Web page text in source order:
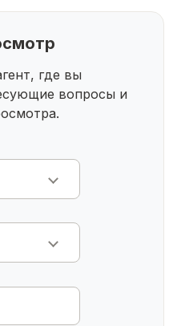
и
где вы
вопросы и